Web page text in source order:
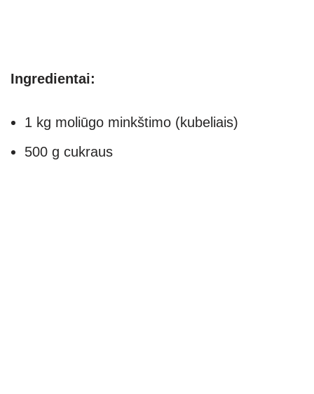
Ingredientai:
1 kg moliūgo minkštimo (kubeliais)
500 g cukraus